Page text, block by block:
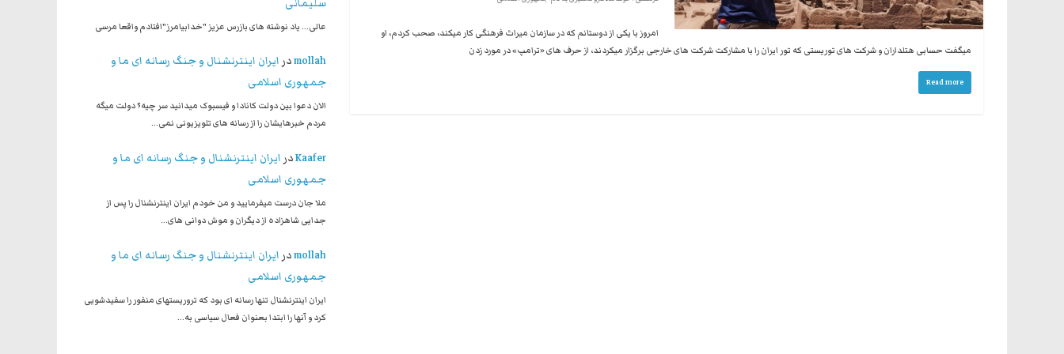
استبداد
گفتند
و
امروز با یکی از دوستانم که در سازمان میراث فرهنگی کار میکند، صحب کردم، او‌
میگفت حسابی هتلداران و شرکت های توریستی که تور ایران را با مشارکت شرکت های خارجی برگزار میکردند، از حرف های «ترامپ» در مورد زدن
Read more
عالی... یاد نوشته های بازرس عزیز "خدابیامرز"افتادم واقعا مرسی
mollahدر ایران اینترنشنال و جنگ رسانه ای ما و
جمهوری اسلامی
الان دعوا بین دولت کانادا و فیسبوک میدانید سر چیه؟ دولت میگه
مردم خبرهایشان را از رسانه های تلویزیونی نمی…
Kaaferدر ایران اینترنشنال و جنگ رسانه ای ما و
جمهوری اسلامی
ملا جان درست میفرمایید و من خودم ایران اینترنشنال را پس از
جدایی شاهزاده از دیگران و موش دوانی های…
mollahدر ایران اینترنشنال و جنگ رسانه ای ما و
جمهوری اسلامی
ایران اینترنشنال تنها رسانه ای بود که تروریستهای منفور را سفیدشویی
کرد و آنها را ابتدا بعنوان فعال سیاسی به…